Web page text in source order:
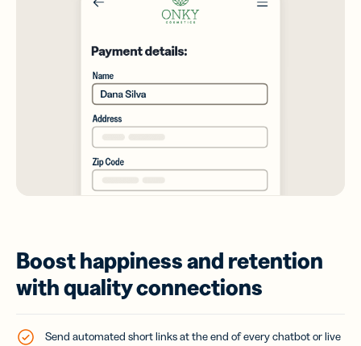
Boost happiness and retention
with quality connections
Send automated short links at the end of every chatbot or live